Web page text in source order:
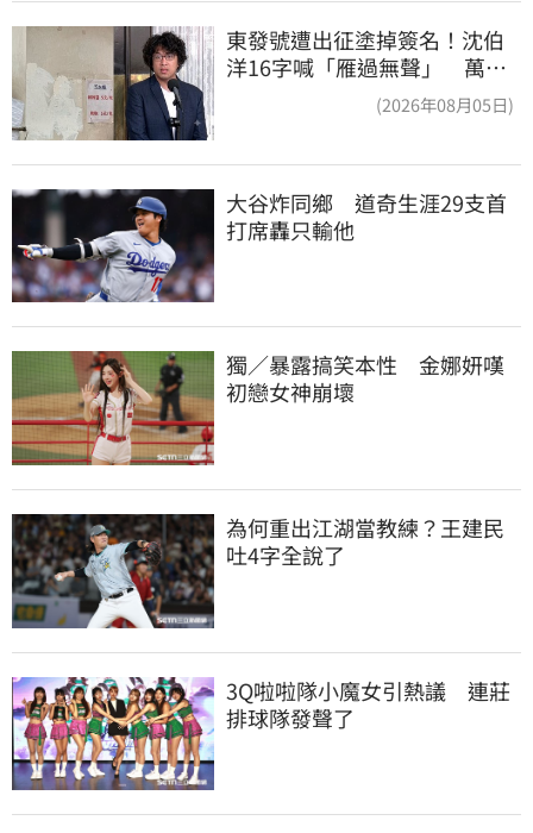
東發號遭出征塗掉簽名！沈伯
洋16字喊「雁過無聲」 萬人
(2026年08月05日)
大谷炸同鄉　道奇生涯29支首
打席轟只輸他
獨／暴露搞笑本性　金娜妍嘆
初戀女神崩壞
為何重出江湖當教練？王建民
吐4字全說了
3Q啦啦隊小魔女引熱議　連莊
排球隊發聲了